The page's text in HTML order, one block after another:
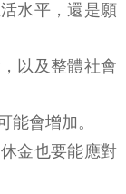
水平，還是願
以及整體社會
能會增加。
金也要能應對